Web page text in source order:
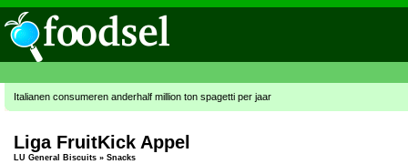
Italianen consumeren anderhalf million ton spagetti per jaar
Liga FruitKick Appel
LU General Biscuits » Snacks